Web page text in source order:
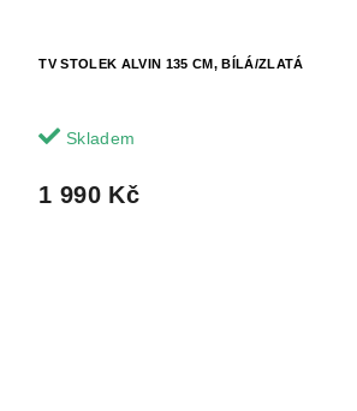
TV STOLEK ALVIN 135 CM, BÍLÁ/ZLATÁ
Skladem
1 990 Kč